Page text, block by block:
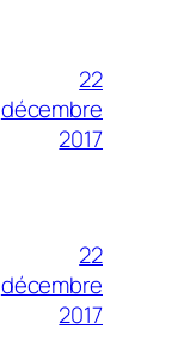
22
décembre
2017
22
décembre
2017